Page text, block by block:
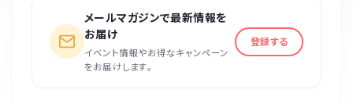
メールマガジンで最新情報を
お届け
イベント情報やお得なキャンペーン
をお届けします。
登録する